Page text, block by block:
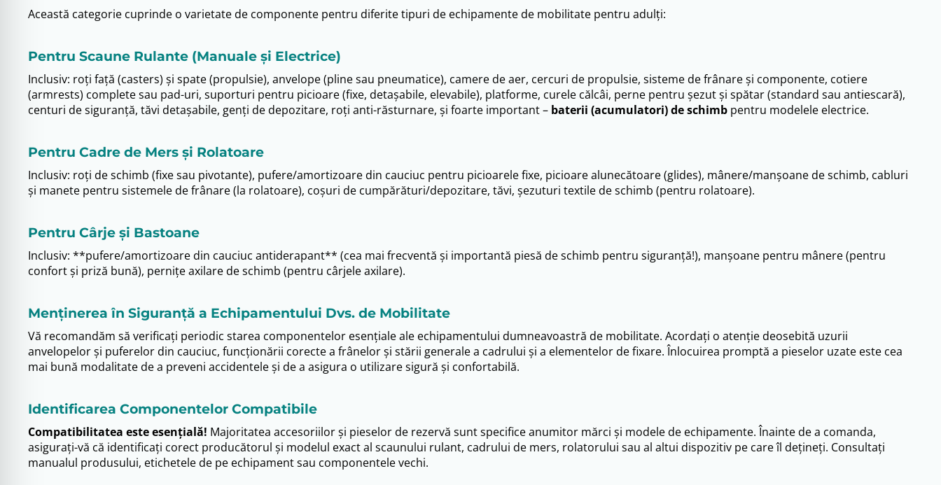
Această categorie cuprinde o varietate de componente pentru diferite tipuri de echipamente de mobilitate pentru adulți:
Pentru Scaune Rulante (Manuale și Electrice)
Inclusiv: roți față (casters) și spate (propulsie), anvelope (pline sau pneumatice), camere de aer, cercuri de propulsie, sisteme de frânare și componente, cotiere
(armrests) complete sau pad-uri, suporturi pentru picioare (fixe, detașabile, elevabile), platforme, curele călcâi, perne pentru șezut și spătar (standard sau antiescară),
centuri de siguranță, tăvi detașabile, genți de depozitare, roți anti-răsturnare, și foarte important – baterii (acumulatori) de schimb pentru modelele electrice.
Pentru Cadre de Mers și Rolatoare
Inclusiv: roți de schimb (fixe sau pivotante), pufere/amortizoare din cauciuc pentru picioarele fixe, picioare alunecătoare (glides), mânere/manșoane de schimb, cabluri
și manete pentru sistemele de frânare (la rolatoare), coșuri de cumpărături/depozitare, tăvi, șezuturi textile de schimb (pentru rolatoare).
Pentru Cârje și Bastoane
Inclusiv: **pufere/amortizoare din cauciuc antiderapant** (cea mai frecventă și importantă piesă de schimb pentru siguranță!), manșoane pentru mânere (pentru
confort și priză bună), pernițe axilare de schimb (pentru cârjele axilare).
Menținerea în Siguranță a Echipamentului Dvs. de Mobilitate
Vă recomandăm să verificați periodic starea componentelor esențiale ale echipamentului dumneavoastră de mobilitate. Acordați o atenție deosebită uzurii
anvelopelor și puferelor din cauciuc, funcționării corecte a frânelor și stării generale a cadrului și a elementelor de fixare. Înlocuirea promptă a pieselor uzate este cea
mai bună modalitate de a preveni accidentele și de a asigura o utilizare sigură și confortabilă.
Identificarea Componentelor Compatibile
Compatibilitatea este esențială! Majoritatea accesoriilor și pieselor de rezervă sunt specifice anumitor mărci și modele de echipamente. Înainte de a comanda,
asigurați-vă că identificați corect producătorul și modelul exact al scaunului rulant, cadrului de mers, rolatorului sau al altui dispozitiv pe care îl dețineți. Consultați
manualul produsului, etichetele de pe echipament sau componentele vechi.